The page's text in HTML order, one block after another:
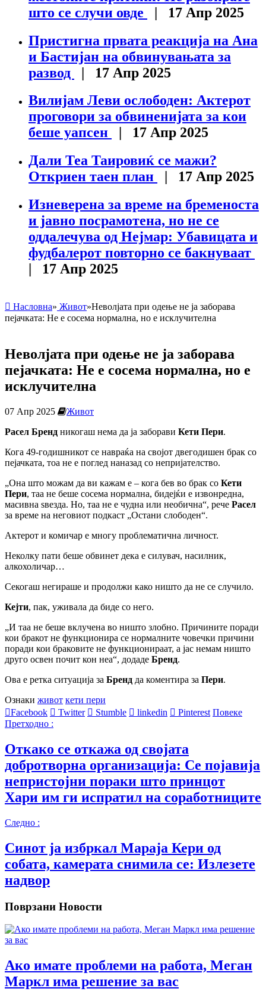
што се случи овде
| 17 Апр 2025
Пристигна првата реакција на Ана
и Бастијан на обвинувањата за
развод
| 17 Апр 2025
Вилијам Леви ослободен: Актерот
проговори за обвиненијата за кои
беше уапсен
| 17 Апр 2025
Дали Теа Таировиќ се мажи?
Откриен таен план
| 17 Апр 2025
Изневерена за време на бременоста
и јавно посрамотена, но не се
оддалечува од Нејмар: Убавицата и
фудбалерот повторно се бакнуваат
| 17 Апр 2025
Насловна» Живот»Неволјата при одење не ја заборава
пејачката: Не е сосема нормална, но е исклучителна
Неволјата при одење не ја заборава
пејачката: Не е сосема нормална, но е
исклучителна
07 Апр 2025
Живот
Расел Бренд никогаш нема да ја заборави Кети Пери.
Кога 49-годишникот се навраќа на својот двегодишен брак со
пејачката, тоа не е поглед наназад со непријателство.
„Она што можам да ви кажам е – кога бев во брак со Кети
Пери, таа не беше сосема нормална, бидејќи е извонредна,
масивна ѕвезда. Но, таа не е чудна или необична“, рече Расел
за време на неговиот подкаст „Остани слободен“.
Актерот и комичар е многу проблематична личност.
Неколку пати беше обвинет дека е силувач, насилник,
алкохоличар…
Секогаш негираше и продолжи како ништо да не се случило.
Кејти, пак, уживала да биде со него.
„И таа не беше вклучена во ништо злобно. Причините поради
кои бракот не функционира се нормалните човечки причини
поради кои браковите не функционираат, а јас немам ништо
друго освен почит кон неа“, додаде Бренд.
Ова е ретка ситуација за Бренд да коментира за Пери.
Ознаки живот кети пери
Facebook
Twitter Stumble linkedin Pinterest Повеке
Претходно :
Откако се откажа од својата
добротворна организација: Се појавија
непристојни пораки што принцот
Хари им ги испратил на соработниците
Следно :
Синот ја избркал Мараја Кери од
собата, камерата снимила се: Излезете
надвор
Поврзани Новости
Ако имате проблеми на работа, Меган
Маркл има решение за вас